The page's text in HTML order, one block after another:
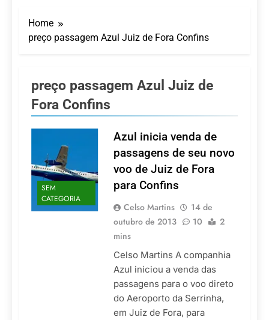
Região Sul
Hotel Premium
Executivo com carreira
internacional, Marc
comando do Wyndham
rotas na primeira fase
de operação do
Embraer 195-E2
5 De Agosto De 2026
Azul retoma voos
diretos entre Porto
Alegre e Montevidéu
5 De Agosto De 2026
Home
preço passagem Azul Juiz de Fora Confins
preço passagem Azul Juiz de
Fora Confins
SEM
CATEGORIA
Azul inicia venda de
passagens de seu novo
voo de Juiz de Fora
para Confins
Celso Martins
14 de
outubro de 2013
10
2
mins
Celso Martins A companhia
Azul iniciou a venda das
passagens para o voo direto
do Aeroporto da Serrinha,
em Juiz de Fora, para